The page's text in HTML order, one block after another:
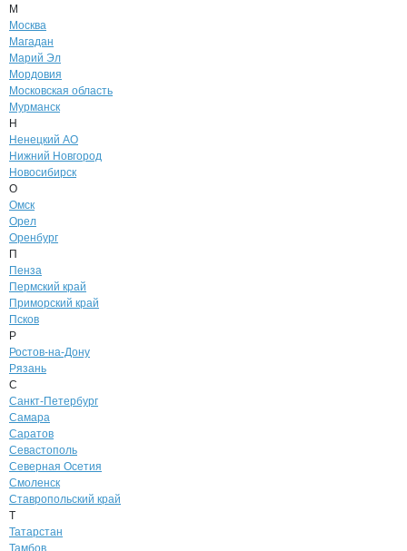
М
Москва
Магадан
Марий Эл
Мордовия
Московская область
Мурманск
Н
Ненецкий АО
Нижний Новгород
Новосибирск
О
Омск
Орел
Оренбург
П
Пенза
Пермский край
Приморский край
Псков
Р
Ростов-на-Дону
Рязань
С
Санкт-Петербург
Самара
Саратов
Севастополь
Северная Осетия
Смоленск
Ставропольский край
Т
Татарстан
Тамбов